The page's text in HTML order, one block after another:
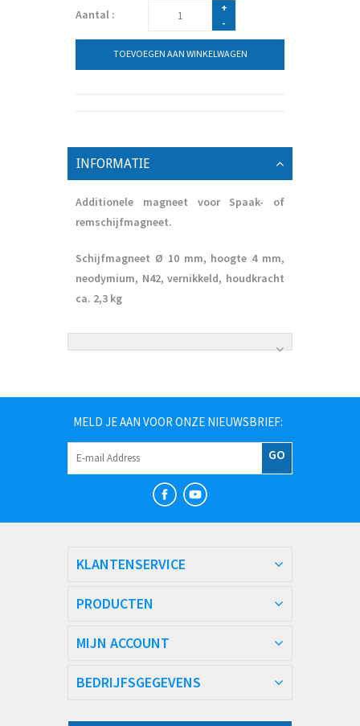
Aantal :
+
-
TOEVOEGEN AAN WINKELWAGEN
INFORMATIE
Additionele magneet voor Spaak- of
remschijfmagneet.
Schijfmagneet Ø 10 mm, hoogte 4 mm,
neodymium, N42, vernikkeld, houdkracht
ca. 2,3 kg
MELD JE AAN VOOR ONZE NIEUWSBRIEF:
GO
KLANTENSERVICE
PRODUCTEN
MIJN ACCOUNT
BEDRIJFSGEGEVENS